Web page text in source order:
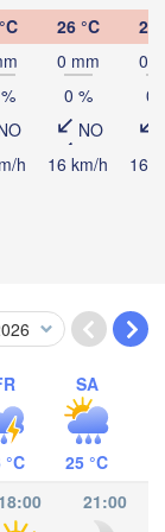
h
26 °C
0 mm
0 %
NO
16 km/h
25
0
0
16
°C
SA
25 °C
18:00 21:00